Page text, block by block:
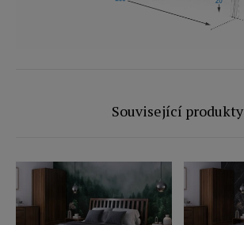
Související produkty